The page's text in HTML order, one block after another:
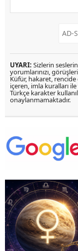
UYARI: Sizlerin
yorumlarınızı,
Küfür, hakaret, rencide
içeren, imla kuralları ile
Türkçe karakter
onaylanmamaktadır.